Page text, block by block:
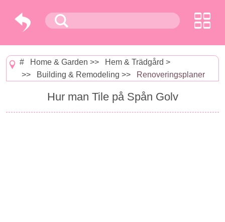
# Home & Garden >> Hem & Trädgård >
>>
Building & Remodeling >> Renoveringsplaner
Hur man Tile på Spån Golv